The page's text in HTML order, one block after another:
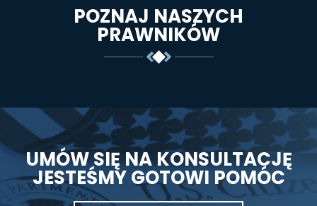
POZNAJ NASZYCH
PRAWNIKÓW
UMÓW SIĘ NA KONSULTACJĘ
JESTEŚMY GOTOWI POMÓC